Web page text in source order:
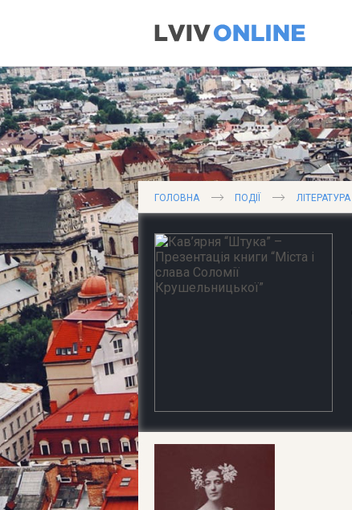
ГОЛОВНА ПОДІЇ ЛІТЕРАТУРА